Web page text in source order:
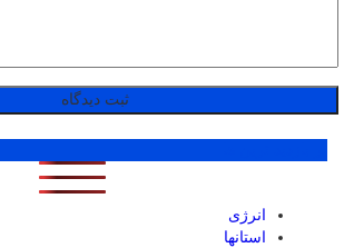
انرژی
استانها